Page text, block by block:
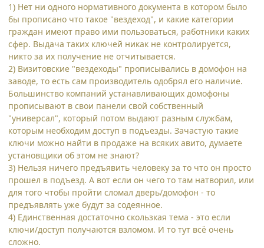
1) Нет ни одного нормативного документа в котором было
бы прописано что такое "вездеход", и какие категории
граждан имеют право ими пользоваться, работники каких
сфер. Выдача таких ключей никак не контролируется,
никто за их получение не отчитывается.
2) Визитовские "вездеходы" прописывались в домофон на
заводе, то есть сам производитель одобрял его наличие.
Большинство компаний устанавливающих домофоны
прописывают в свои панели свой собственный
"универсал", который потом выдают разным службам,
которым необходим доступ в подъезды. Зачастую такие
ключи можно найти в продаже на всяких авито, думаете
установщики об этом не знают?
3) Нельзя ничего предъявить человеку за то что он просто
прошел в подъезд. А вот если он чего то там натворил, или
для того чтобы пройти сломал дверь/домофон - то
предъявлять уже будут за содеянное.
4) Единственная достаточно скользкая тема - это если
ключи/доступ получаются взломом. И то тут всё очень
сложно.